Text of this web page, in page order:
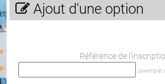
Ajout d'une option
Référence de